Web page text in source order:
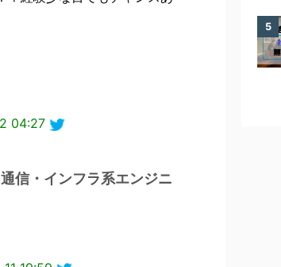
04:27
信・インフラ系エンジニ
5